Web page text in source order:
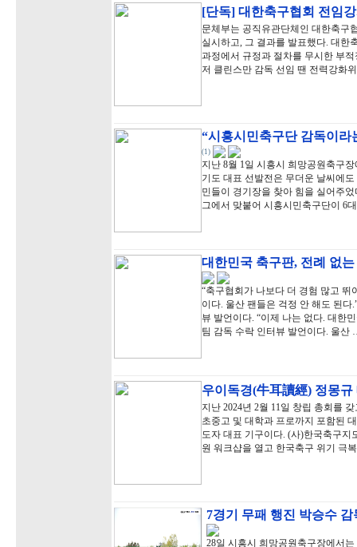
[단독] 대한축구협회 전임
문체부는 공직유관단체인 대한축구
실시하고, 그 결과를 발표했다. 대한
과정에서 규정과 절차를 무시한 부
저 클린스만 감독 선임 땐 전력강화
“시흥시민축구단 감독이
(1)
지난 8월 1일 시흥시 희망공원축구
기도 대표 선발전은 무더운 날씨에
민들이 경기장을 찾아 힘을 실어주
그에서 맞붙어 시흥시민축구단이 6
대한민국 축구판, 전례 없
“축구협회가 나보다 더 경험 많고
이다. 울산 팬들은 걱정 안 해도 된다
뷰 발언이다. “이제 나는 없다. 대한
팀 감독 수락 인터뷰 발언이다. 울산
우이독경(牛耳讀經) 정몽
지난 2024년 2월 11일 창립 총회를
초중고 및 대학과 프로까지 포함된
도자 대표 기구이다. (사)한국축구지
원 워크샵을 열고 한국축구 위기 극
7경기 무패 행진 박승수
28일 시흥시 희망공원축구장에서